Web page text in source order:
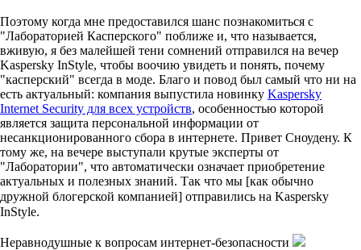
Поэтому когда мне предоставился шанс познакомиться с
"Лабораторией Касперского" поближе и, что называется,
вживую, я без малейшей тени сомнений отправился на вечер
Kaspersky InStyle, чтобы воочию увидеть и понять, почему
"касперский" всегда в моде. Благо и повод был самый что ни на
есть актуальный: компания выпустила новинку Kaspersky
Internet Security для всех устройств, особенностью которой
является защита персональной информации от
несанкционированного сбора в интернете. Привет Сноудену. К
тому же, на вечере выступали крутые эксперты от
"Лаборатории", что автоматически означает приобретение
актуальных и полезных знаний. Так что мы [как обычно
дружной блогерской компанией] отправились на Kaspersky
InStyle.
Неравнодушные к вопросам интернет-безопасности